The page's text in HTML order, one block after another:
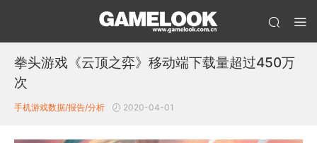
拳头游戏《云顶之弈》移动端下载量超过450万
次
手机游戏数据/报告/分析 2020-04-01